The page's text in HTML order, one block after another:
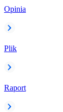
Opinia
Plik
Raport